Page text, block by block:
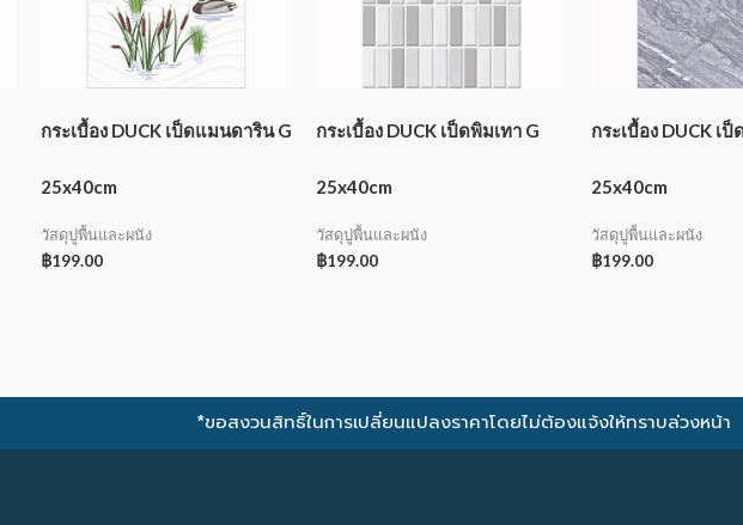
กระเบื้อง DUCK เป็ดแมนดาริน G
25x40cm
วัสดุปูพื้นและผนัง
฿199.00
กระเบื้อง DUCK เป็ดพิมเทา G
25x40cm
วัสดุปูพื้นและผนัง
฿199.00
กระเบื้อง DUCK เ
25x40cm
วัสดุปูพื้นและผนัง
฿199.00
*ขอสงวนสิทธิ์ในการเปลี่ยนแปลงราคาโดยไม่ต้องแจ้งให้ทราบล่วงหน้า